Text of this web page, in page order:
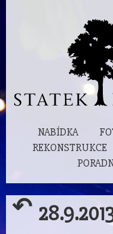
NABÍDKA
REKONSTRUKCE
↶